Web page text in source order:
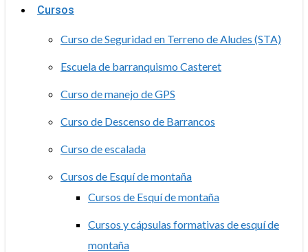
Cursos
Curso de Seguridad en Terreno de Aludes (STA)
Escuela de barranquismo Casteret
Curso de manejo de GPS
Curso de Descenso de Barrancos
Curso de escalada
Cursos de Esquí de montaña
Cursos de Esquí de montaña
Cursos y cápsulas formativas de esquí de
montaña